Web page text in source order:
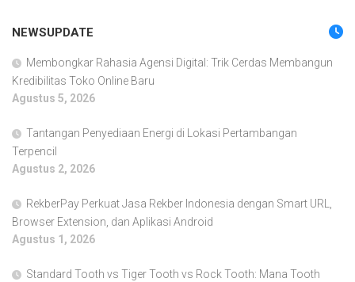
NEWSUPDATE
Membongkar Rahasia Agensi Digital: Trik Cerdas Membangun
Kredibilitas Toko Online Baru
Agustus 5, 2026
Tantangan Penyediaan Energi di Lokasi Pertambangan
Terpencil
Agustus 2, 2026
RekberPay Perkuat Jasa Rekber Indonesia dengan Smart URL,
Browser Extension, dan Aplikasi Android
Agustus 1, 2026
Standard Tooth vs Tiger Tooth vs Rock Tooth: Mana Tooth